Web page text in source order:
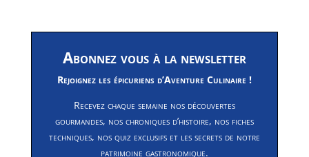
Abonnez vous à la newsletter
Rejoignez les épicuriens d’Aventure Culinaire !
Recevez chaque semaine nos découvertes
gourmandes, nos chroniques d’histoire, nos fiches
techniques, nos quiz exclusifs et les secrets de notre
patrimoine gastronomique.